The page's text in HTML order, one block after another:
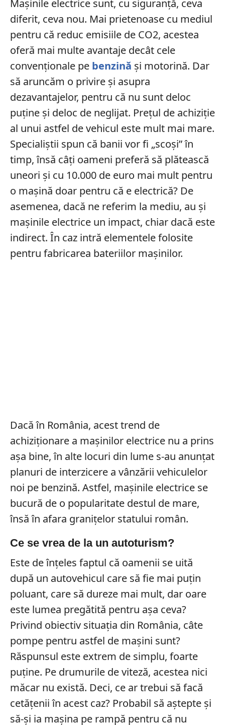
Mașinile electrice sunt, cu siguranță, ceva
diferit, ceva nou. Mai prietenoase cu mediul
pentru că reduc emisiile de CO2, acestea
oferă mai multe avantaje decât cele
convenționale pe benzină și motorină. Dar
să aruncăm o privire și asupra
dezavantajelor, pentru că nu sunt deloc
puține și deloc de neglijat. Prețul de achiziție
al unui astfel de vehicul este mult mai mare.
Specialiștii spun că banii vor fi „scoși” în
timp, însă câți oameni preferă să plătească
uneori și cu 10.000 de euro mai mult pentru
o mașină doar pentru că e electrică? De
asemenea, dacă ne referim la mediu, au și
mașinile electrice un impact, chiar dacă este
indirect. În caz intră elementele folosite
pentru fabricarea bateriilor mașinilor.
Dacă în România, acest trend de
achiziționare a mașinilor electrice nu a prins
așa bine, în alte locuri din lume s-au anunțat
planuri de interzicere a vânzării vehiculelor
noi pe benzină. Astfel, mașinile electrice se
bucură de o popularitate destul de mare,
însă în afara granițelor statului român.
Ce se vrea de la un autoturism?
Este de înțeles faptul că oamenii se uită
după un autovehicul care să fie mai puțin
poluant, care să dureze mai mult, dar oare
este lumea pregătită pentru așa ceva?
Privind obiectiv situația din România, câte
pompe pentru astfel de mașini sunt?
Răspunsul este extrem de simplu, foarte
puține. Pe drumurile de viteză, acestea nici
măcar nu există. Deci, ce ar trebui să facă
cetățenii în acest caz? Probabil să aștepte și
să-și ia mașina pe rampă pentru că nu